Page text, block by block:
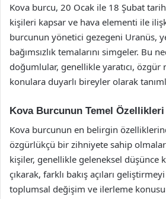
Kova burcu, 20 Ocak ile 18 Şubat
kişileri kapsar ve hava elementi ile
burcunun yönetici gezegeni Uranüs,
bağımsızlık temalarını simgeler. Bu
doğumlular, genellikle yaratıcı,
konulara duyarlı bireyler olarak
Kova Burcunun Temel Özellikleri
Kova burcunun en belirgin
özgürlükçü bir zihniyete sahip
kişiler, genellikle geleneksel düşünce
çıkarak, farklı bakış açıları
toplumsal değişim ve ilerleme